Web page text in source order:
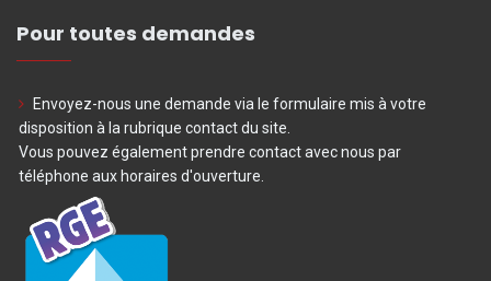
Pour toutes demandes
Envoyez-nous une demande via le formulaire mis à votre
disposition à la rubrique contact du site.
Vous pouvez également prendre contact avec nous par
téléphone aux horaires d'ouverture.